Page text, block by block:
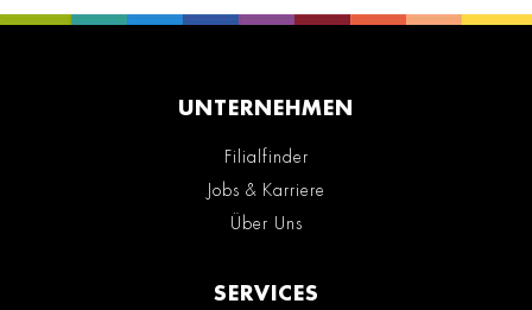
UNTERNEHMEN
Filialfinder
Jobs & Karriere
Über Uns
SERVICES